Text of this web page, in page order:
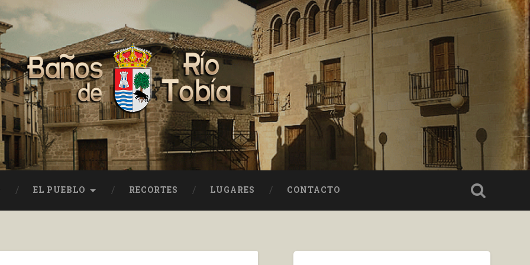
EL PUEBLO RECORTES LUGARES CONTACTO